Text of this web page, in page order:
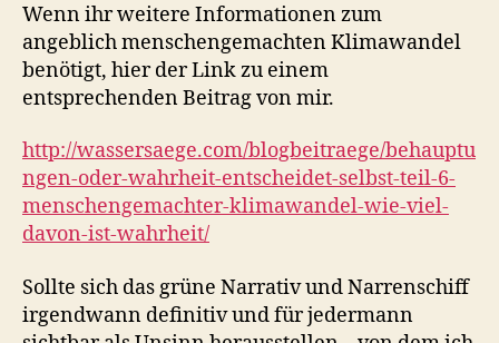
Wenn ihr weitere Informationen zum
angeblich menschengemachten Klimawandel
benötigt, hier der Link zu einem
entsprechenden Beitrag von mir.
http://wassersaege.com/blogbeitraege/behauptu
ngen-oder-wahrheit-entscheidet-selbst-teil-6-
menschengemachter-klimawandel-wie-viel-
davon-ist-wahrheit/
Sollte sich das grüne Narrativ und Narrenschiff
irgendwann definitiv und für jedermann